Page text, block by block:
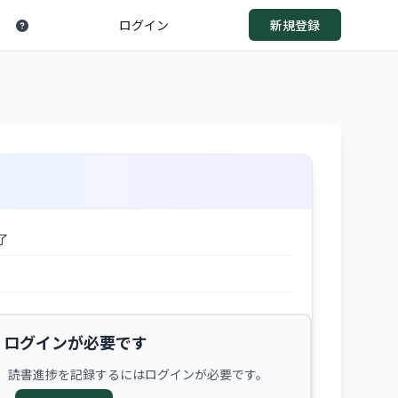
ログイン 新規登録
ログインが必要です
書進捗を記録するにはログインが必要です。